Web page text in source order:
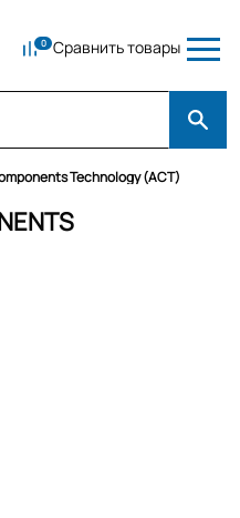
Сравнить товары
Technology (ACT)